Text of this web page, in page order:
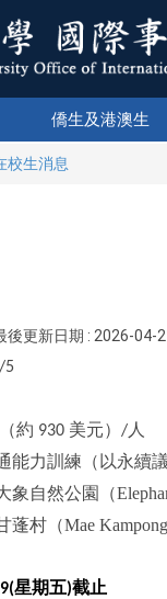
僑生及港澳生
校生消息
後更新日期 : 2026-04-
5
約 930 美元） / 人
能力訓練（以永續
象自然公園（
蓬村（Mae
星期五)截止